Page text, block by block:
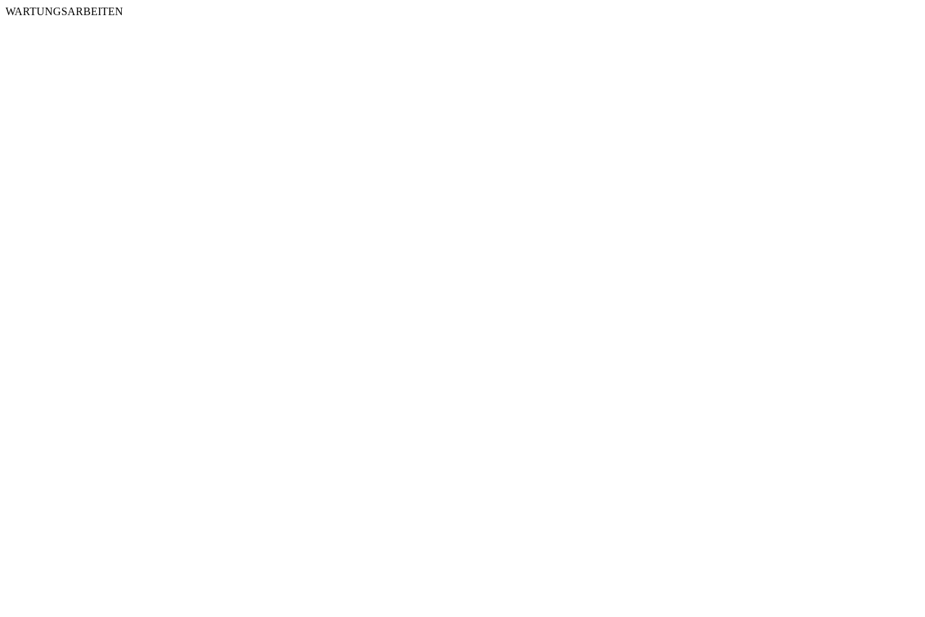
WARTUNGSARBEITEN